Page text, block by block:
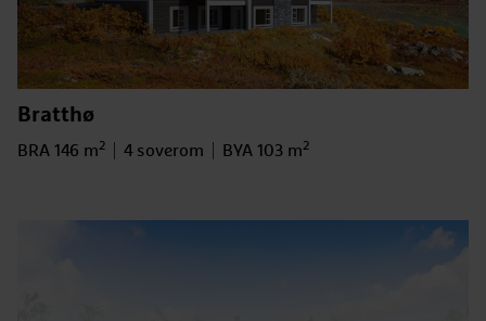
Bratthø
Bruksareal
BRA 146 m2 Antall soverom
4 soverom BYA
BYA 103 m2